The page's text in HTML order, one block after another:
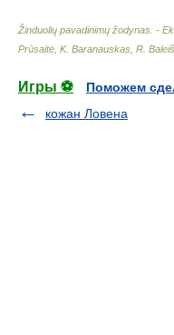
Žinduolių pavadinimų žodynas. -
Prūsaitė, K. Baranauskas, R.
Игры ⚽
Поможем
кожан Ловена